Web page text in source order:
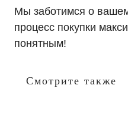
Мы заботимся о
процесс покупки
понятным!
Смотрите также
Режим работы: Пн-Пт: 9:00 —
18:00
info@ibp-hiden.ru
Адрес: